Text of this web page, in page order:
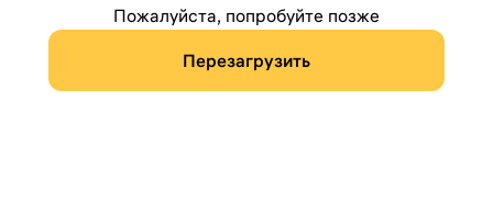
Пожалуйста, попробуйте позже
Перезагрузить